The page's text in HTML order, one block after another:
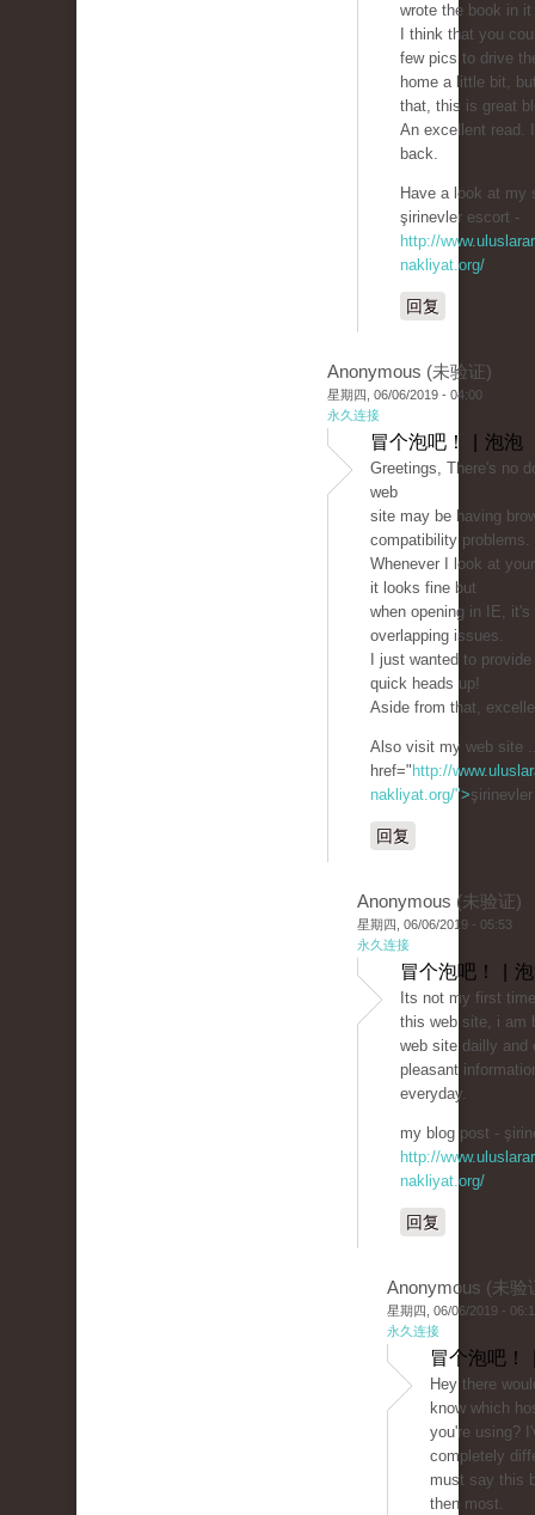
wrote the book in
I think that you
few pics to drive
home a little bit,
that, this is great
An excellent read.
back.
Have a look at my
şirinevler escort -
http://
nakliyat.org/
回复
Anonymous (未验证)
星期四, 06/06/2019 - 04:00
永久连接
冒个泡吧！ | 泡泡
Greetings, There's no
web
site may be having
compatibility problems.
Whenever I look at
it looks fine but
when opening in IE, it's
overlapping issues.
I just wanted to
quick heads up!
Aside from that,
Also visit my web site
href=" http://
nakliyat.org/">
回复
Anonymous (未验证)
星期四, 06/06/2019 - 05:53
永久连接
冒个泡吧！ |
Its not my first
this web site, i am
web site dailly and
pleasant
everyday.
my blog post -
http://
nakliyat.org/
回复
Anonymous (未验
星期四, 06/06/2019 -
永久连接
冒个泡吧！
Hey there
know which
you're using?
completely
must say this
then most.